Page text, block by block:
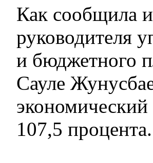
Как сообщила
руководителя
и бюджетного
Сауле
экономический
107,5 процента.